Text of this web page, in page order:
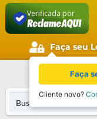
Verificada por
Faça seu
Faça
Cliente novo?